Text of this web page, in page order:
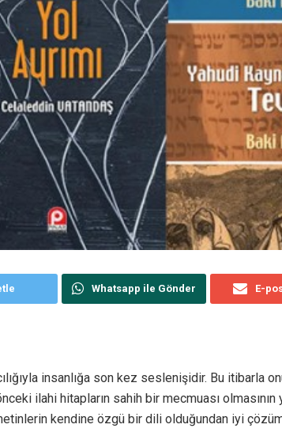
Whatsapp ile Gönder E-
insanlığa son kez seslenişidir. Bu itibarla
ilahi hitapların sahih bir mecmuası olmasının
kendine özgü bir dili olduğundan iyi